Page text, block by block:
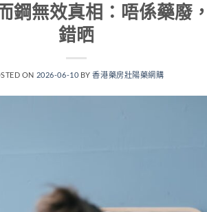
鋼無效真相：唔係藥廢
錯晒
ON 2026-06-10 BY香港藥房壯陽藥網購